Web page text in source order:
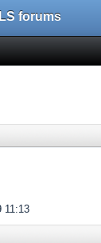
LS forums
11:13